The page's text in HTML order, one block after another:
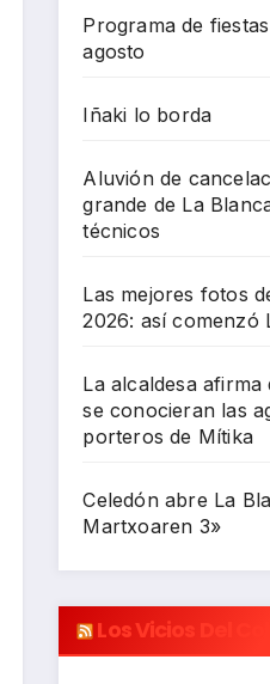
Programa de
agosto
Iñaki lo borda
Aluvión de
grande de La
técnicos
Las mejores fotos
2026: así comenzó
La alcaldesa
se conocieran las
porteros de Mítika
Celedón abre La
Martxoaren 3»
Los Vicios Del